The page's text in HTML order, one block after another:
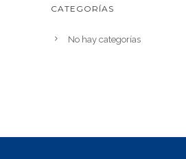
CATEGORÍAS
No hay categorías